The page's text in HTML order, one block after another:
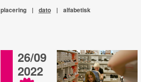
placering | dato | alfabetisk
26/09
2022